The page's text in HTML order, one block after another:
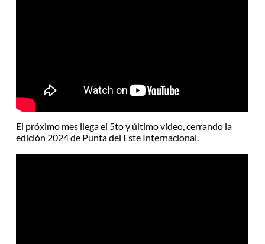
El próximo mes llega el 5to y último video, cerrando la
edición 2024 de Punta del Este Internacional.